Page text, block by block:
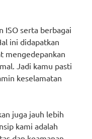
ISO serta berbagai
ini didapatkan
mengedepankan
Jadi kamu pasti
keselamatan
juga jauh lebih
kami adalah